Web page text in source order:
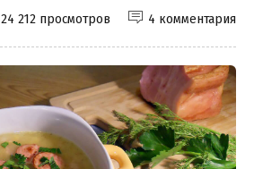
4 комментария
24 212 просмотров